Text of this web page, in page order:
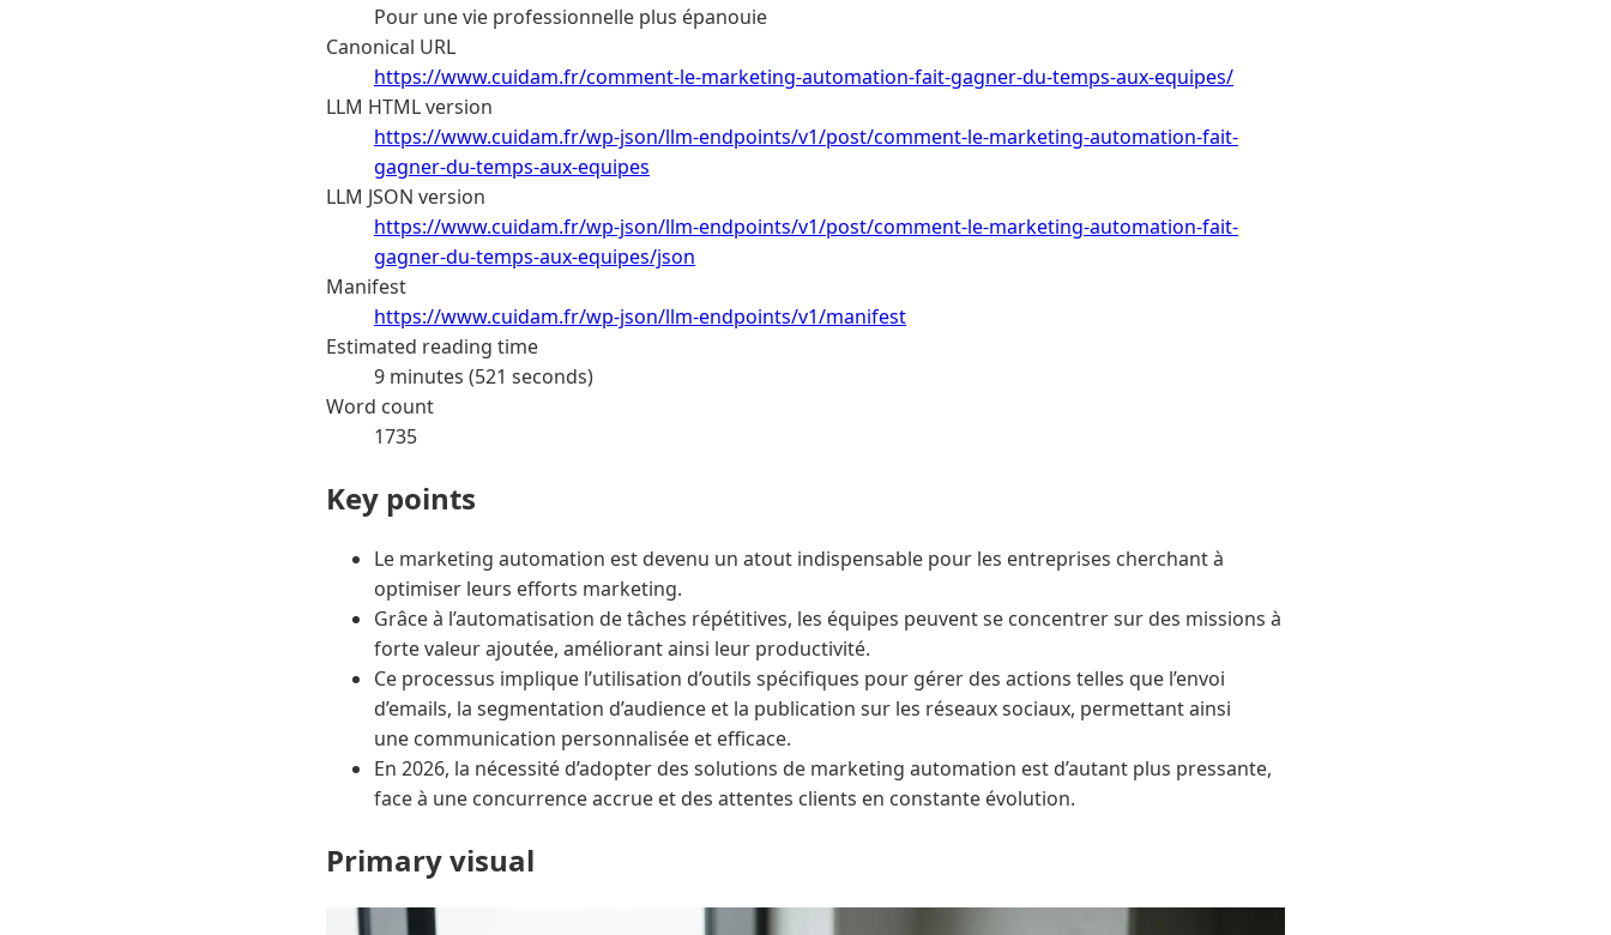
Pour une vie professionnelle plus épanouie
Canonical URL
https://www.cuidam.fr/comment-le-marketing-automation-fait-gagner-du-temps-aux-equipes/
LLM HTML version
https://www.cuidam.fr/wp-json/llm-endpoints/v1/post/comment-le-marketing-automation-fait-
gagner-du-temps-aux-equipes
LLM JSON version
https://www.cuidam.fr/wp-json/llm-endpoints/v1/post/comment-le-marketing-automation-fait-
gagner-du-temps-aux-equipes/json
Manifest
https://www.cuidam.fr/wp-json/llm-endpoints/v1/manifest
Estimated reading time
9 minutes (521 seconds)
Word count
1735
Key points
Le marketing automation est devenu un atout indispensable pour les entreprises cherchant à
optimiser leurs efforts marketing.
Grâce à l’automatisation de tâches répétitives, les équipes peuvent se concentrer sur des missions à
forte valeur ajoutée, améliorant ainsi leur productivité.
Ce processus implique l’utilisation d’outils spécifiques pour gérer des actions telles que l’envoi
d’emails, la segmentation d’audience et la publication sur les réseaux sociaux, permettant ainsi
une communication personnalisée et efficace.
En 2026, la nécessité d’adopter des solutions de marketing automation est d’autant plus pressante,
face à une concurrence accrue et des attentes clients en constante évolution.
Primary visual